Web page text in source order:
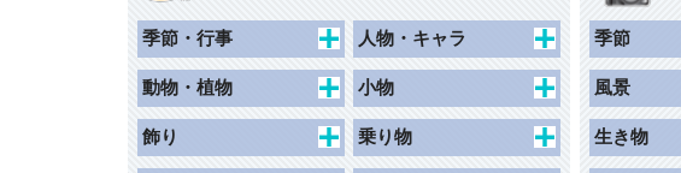
季節・行事
春
夏
秋
人物・キャラ
キャラクター
動物キャラクター
女性
動物・植物
花束
花
小物
食べ物・飲み物
持ち物・日用品
飾り
乗り物
季節
春
夏
秋
風景
景観
水辺
生き物